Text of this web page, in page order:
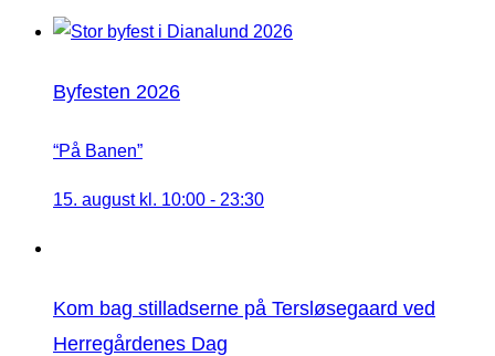
Byfesten 2026
“På Banen”
15. august kl. 10:00 - 23:30
Kom bag stilladserne på Tersløsegaard ved
Herregårdenes Dag